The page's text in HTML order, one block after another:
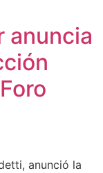
anuncia
anunció la